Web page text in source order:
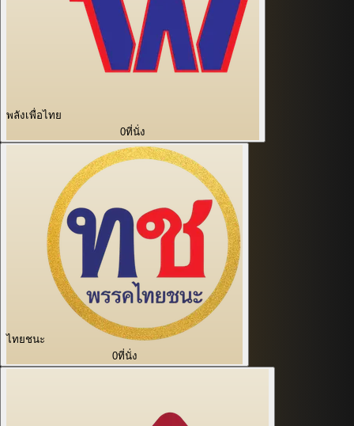
พลังเพื่อไทย
0ที่นั่ง
ไทยชนะ
0ที่นั่ง